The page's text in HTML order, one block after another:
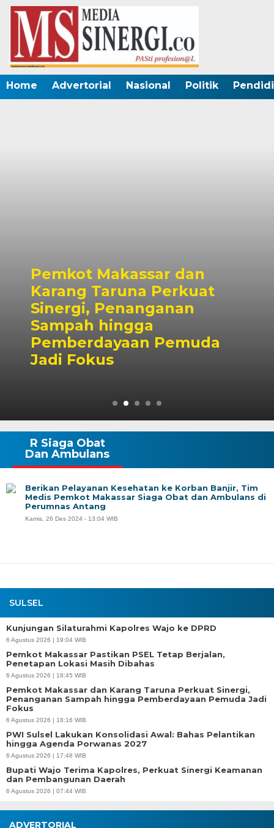
Home Advertorial Nasional Politik
Dubes Singapura
Wali Kota Munafri,
Kolaborasi Pelatihan
hingga Masyarakat
SULSEL
Kunjungan Silaturahmi Kapolres Wajo ke DPRD
6 Agustus 2026 | 19:04 WIB
Pemkot Makassar Pastikan PSEL Tetap Berjalan,
Penetapan Lokasi Masih Dibahas
6 Agustus 2026 | 18:45 WIB
Pemkot Makassar dan Karang Taruna Perkuat Sinergi,
Penanganan Sampah hingga Pemberdayaan Pemuda Jadi
Fokus
6 Agustus 2026 | 18:16 WIB
PWI Sulsel Lakukan Konsolidasi Awal: Bahas Pelantikan
hingga Agenda Porwanas 2027
6 Agustus 2026 | 17:48 WIB
Bupati Wajo Terima Kapolres, Perkuat Sinergi Keamanan
dan Pembangunan Daerah
6 Agustus 2026 | 07:44 WIB
R Siaga Obat
Dan Ambulans
Berikan Pelayanan Kesehatan ke Korban Banjir, Tim
Medis Pemkot Makassar Siaga Obat dan Ambulans di
Perumnas Antang
Kamis, 26 Des 2024 - 13:04 WIB
ADVERTORIAL